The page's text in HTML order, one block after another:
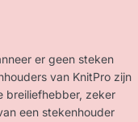
er geen steken
van KnitPro zijn
breiliefhebber, zeker
een stekenhouder